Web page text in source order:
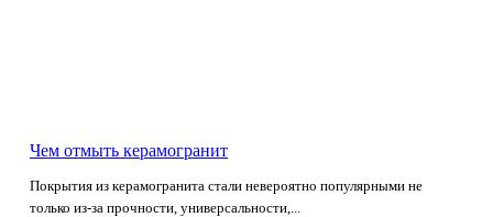
Чем отмыть керамогранит
Покрытия из керамогранита стали невероятно популярными не
только из-за прочности, универсальности,...